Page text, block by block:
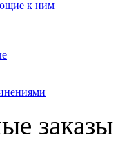
к ним
заказы